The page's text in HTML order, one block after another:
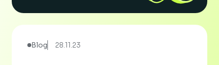
Blog 28.11.23